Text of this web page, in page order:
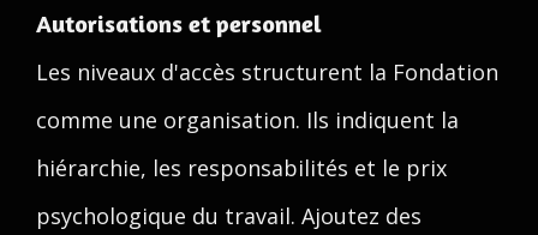
Autorisations et personnel
Les niveaux d'accès structurent la Fondation
comme une organisation. Ils indiquent la
hiérarchie, les responsabilités et le prix
psychologique du travail. Ajoutez des